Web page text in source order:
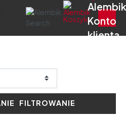
FILTROWANIE